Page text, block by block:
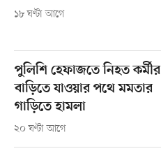
১৮ ঘণ্টা আগে
পুলিশি হেফাজতে নিহত কর্মীর
বাড়িতে যাওয়ার পথে মমতার
গাড়িতে হামলা
২০ ঘণ্টা আগে